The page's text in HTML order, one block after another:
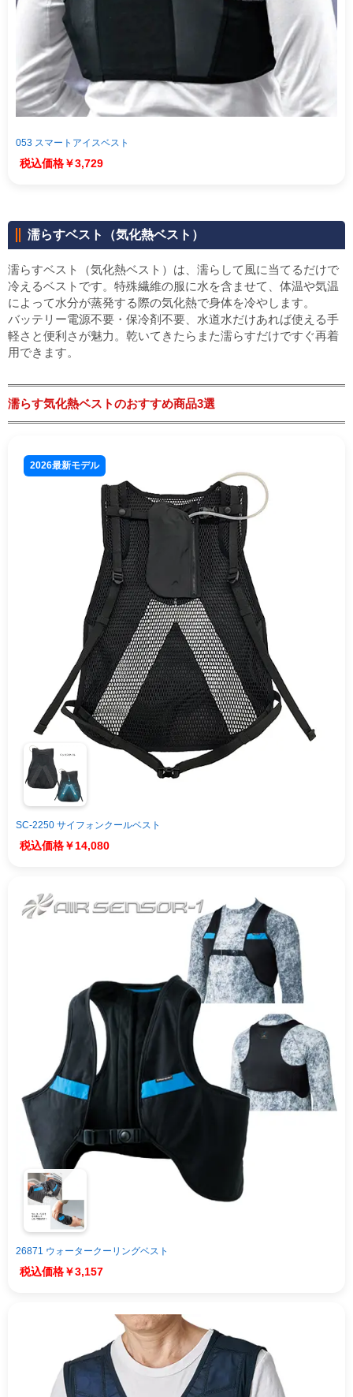
053 スマートアイスベスト
￥3,729
濡らすベスト（気化熱ベスト）
濡らすベスト（気化熱ベスト）は、濡らして風に当てるだけで
冷えるベストです。特殊繊維の服に水を含ませて、体温や気温
によって水分が蒸発する際の気化熱で身体を冷やします。
バッテリー電源不要・保冷剤不要、水道水だけあれば使える手
軽さと便利さが魅力。乾いてきたらまた濡らすだけですぐ再着
用できます。
濡らす気化熱ベストのおすすめ商品3選
2026最新モデル
SC-2250 サイフォンクールベスト
￥14,080
26871 ウォータークーリングベスト
￥3,157